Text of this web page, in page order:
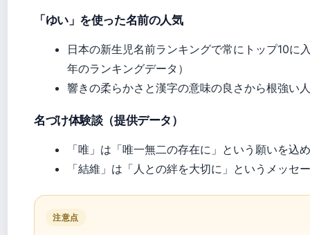
「ゆい」を使った名前の人気
日本の新生児名前ランキングで常にトップ10に
年のランキングデータ）
響きの柔らかさと漢字の意味の良さから根強い
名づけ体験談（提供データ）
「唯」は「唯一無二の存在に」という願いを込
「結維」は「人との絆を大切に」というメッセ
注意点